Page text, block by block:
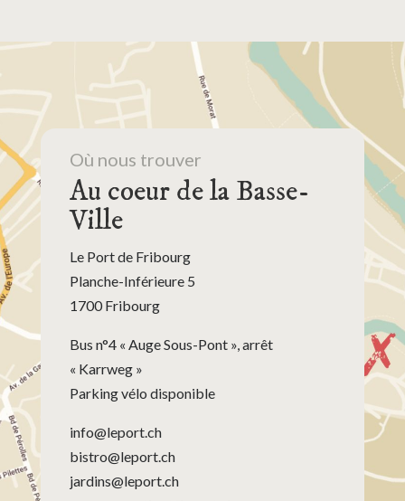
Où nous trouver
Au coeur de la Basse-
Ville
Le Port de Fribourg
Planche-Inférieure 5
1700 Fribourg
Bus n°4 « Auge Sous-Pont », arrêt
« Karrweg »
Parking vélo disponible
info@leport.ch
bistro@leport.ch
jardins@leport.ch